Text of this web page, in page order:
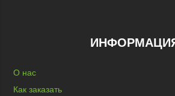
О нас
Как заказать